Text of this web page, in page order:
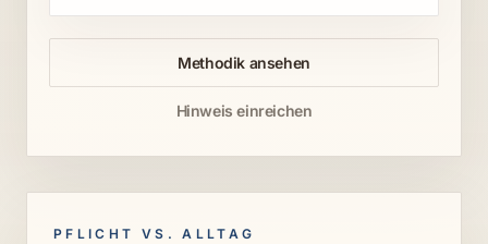
Methodik ansehen
Hinweis einreichen
PFLICHT VS. ALLTAG